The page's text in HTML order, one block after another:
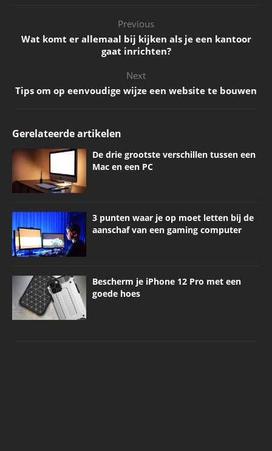
Previous
Wat komt er allemaal bij kijken als je een kantoor
gaat inrichten?
Next
Tips om op eenvoudige wijze een website te bouwen
Gerelateerde artikelen
De drie grootste verschillen tussen een
Mac en een PC
3 punten waar je op moet letten bij de
aanschaf van een gaming computer
Bescherm je iPhone 12 Pro met een
goede hoes